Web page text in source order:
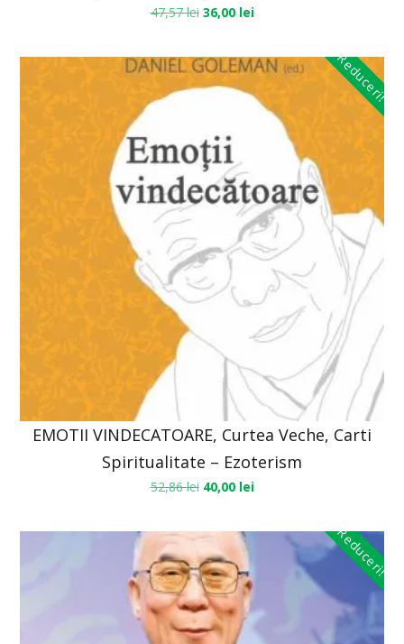
47,57lei 36,00 lei
Reduceri!
EMOTII VINDECATOARE, Curtea Veche, Carti
Spiritualitate – Ezoterism
52,86lei 40,00 lei
Reduceri!